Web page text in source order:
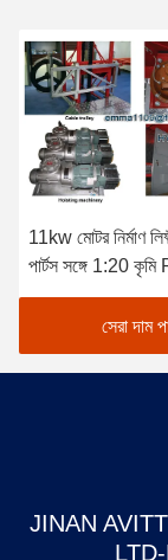
11kw মোটর নির্মাণ
পার্টস সঙ্গে 1:20
সেরা দাম
JINAN